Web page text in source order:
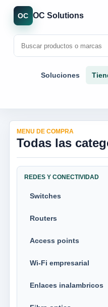
OC OC Solutions
Soluciones
MENU DE COMPRA
Todas las
REDES Y CONECTIVIDAD
Switches
Routers
Access points
Wi-Fi empresarial
Enlaces inalambricos